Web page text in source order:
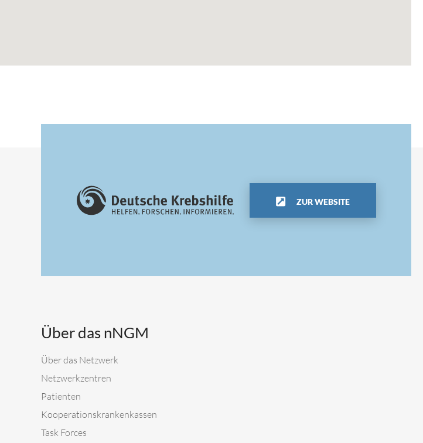
ZUR WEBSITE
Über das nNGM
Über das Netzwerk
Netzwerkzentren
Patienten
Kooperationskrankenkassen
Task Forces